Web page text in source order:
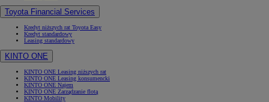
Toyota Financial Services
Kredyt niższych rat Toyota Easy
Kredyt standardowy
Leasing standardowy
KINTO ONE
KINTO ONE Leasing niższych rat
KINTO ONE Leasing konsumencki
KINTO ONE Najem
KINTO ONE Zarządzanie flotą
KINTO Mobility